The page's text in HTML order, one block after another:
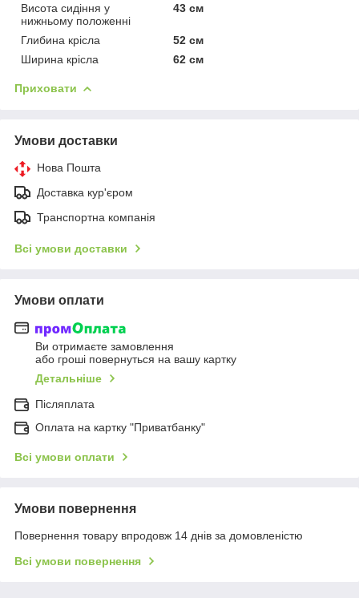
Висота сидіння у
нижньому положенні
43 см
Глибина крісла
52 см
Ширина крісла
62 см
Приховати
Умови доставки
Нова Пошта
Доставка кур'єром
Транспортна компанія
Всі умови доставки
Умови оплати
Ви отримаєте замовлення
або гроші повернуться на вашу картку
Детальніше
Післяплата
Оплата на картку "Приватбанку"
Всі умови оплати
Умови повернення
Повернення товару впродовж 14 днів за домовленістю
Всі умови повернення